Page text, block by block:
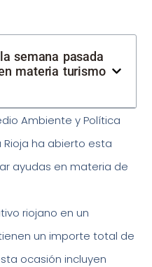
semana pasada
materia turismo
Ambiente y Política
Rioja ha abierto esta
ayudas en materia de
riojano en un
un importe total de
ocasión incluyen